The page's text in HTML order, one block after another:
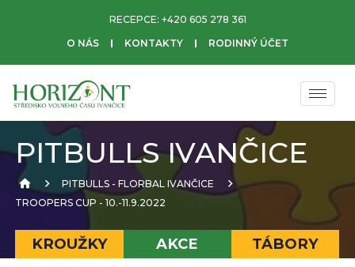
RECEPCE: +420 605 278 361
O NÁS
KONTAKTY RODINNÝ ÚČET
PITBULLS IVANČICE
PITBULLS - FLORBAL IVANČICE
TROOPERS CUP - 10.-11.9.2022
KROUŽKY AKCE TÁBORY